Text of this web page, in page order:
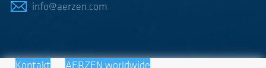
info@aerzen.com
Kontakt AERZEN worldwide